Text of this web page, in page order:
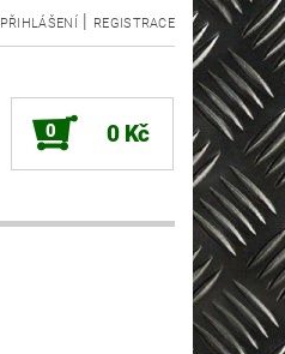
PŘIHLÁŠENÍ | REGISTRACE
0 0 Kč